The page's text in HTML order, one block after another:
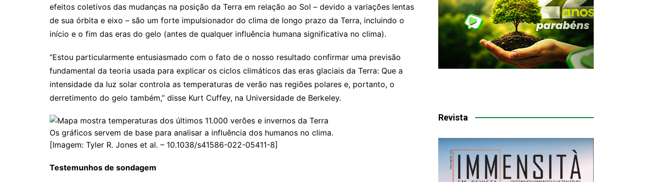
efeitos coletivos das mudanças na posição da Terra em relação ao Sol – devido a variações lentas
de sua órbita e eixo – são um forte impulsionador do clima de longo prazo da Terra, incluindo o
início e o fim das eras do gelo (antes de qualquer influência humana significativa no clima).
“Estou particularmente entusiasmado com o fato de o nosso resultado confirmar uma previsão
fundamental da teoria usada para explicar os ciclos climáticos das eras glaciais da Terra: Que a
intensidade da luz solar controla as temperaturas de verão nas regiões polares e, portanto, o
derretimento do gelo também,” disse Kurt Cuffey, na Universidade de Berkeley.
Os gráficos servem de base para analisar a influência dos humanos no clima.
[Imagem: Tyler R. Jones et al. – 10.1038/s41586-022-05411-8]
Testemunhos de sondagem
Revista